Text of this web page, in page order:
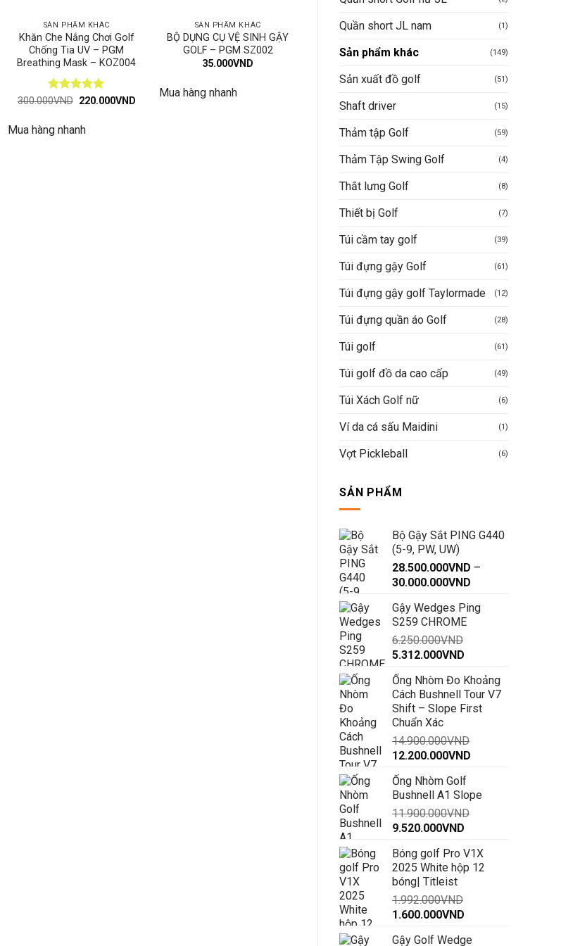
Quần short JL nam (1)
Sản phẩm khác (149)
Sản xuất đồ golf (51)
Shaft driver (15)
Thảm tập Golf (59)
Thảm Tập Swing Golf (4)
Thắt lưng Golf (8)
Thiết bị Golf (7)
Túi cầm tay golf (39)
Túi đựng gậy Golf (61)
Túi đựng gậy golf Taylormade (12)
Túi đựng quần áo Golf (28)
Túi golf (61)
Túi golf đồ da cao cấp (49)
Túi Xách Golf nữ (6)
Ví da cá sấu Maidini (1)
Vợt Pickleball (6)
SẢN PHẨM
Bộ Gậy Sắt PING G440
(5-9, PW, UW)
28.500.000VND –
30.000.000VND
từ
Gậy Wedges Ping
S259 CHROME
6.250.000VND
Giá
là:
6.250.000VND.
5.312.000VND
tại
là:
5.312.000VND.
Ống Nhòm Đo Khoảng
Cách Bushnell Tour V7
Shift – Slope First
Chuẩn Xác
14.900.000VND
Giá
là:
14.900.000VND.
12.200.000VND
là:
Ống Nhòm Golf
Bushnell A1 Slope
11.900.000VND
Giá
là:
11.900.000VND.
9.520.000VND
tại
là:
Bóng golf Pro V1X
2025 White hộp 12
bóng| Titleist
1.992.000VND
Giá
1.600.000VND
Gậy Golf Wedge
SẢN PHẨM KHÁC
Khăn Che Nắng Chơi Golf
Chống Tia UV – PGM
Breathing Mask – KOZ004
Được xếp
300.000VND Giá
300.000VND.
220.000VND
Mua hàng nhanh
SẢN PHẨM KHÁC
BỘ DỤNG CỤ VỆ SINH GẬY
GOLF – PGM SZ002
35.000VND
Mua hàng nhanh
THẢM TẬP GOLF
Được xếp
hạng
5
sao
650.000VND
Mua hàng nhanh
SẢN PHẨM KHÁC
SWING – PGM